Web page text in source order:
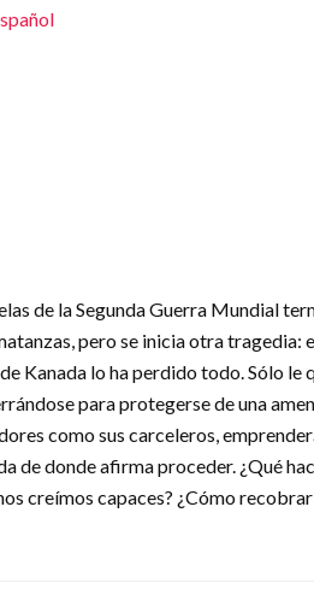
de la Segunda Guerra Mundial
pero se inicia otra tragedia:
Kanada lo ha perdido todo. Sólo le
para protegerse de una
como sus carceleros,
de donde afirma proceder. ¿Qué
creímos capaces? ¿Cómo